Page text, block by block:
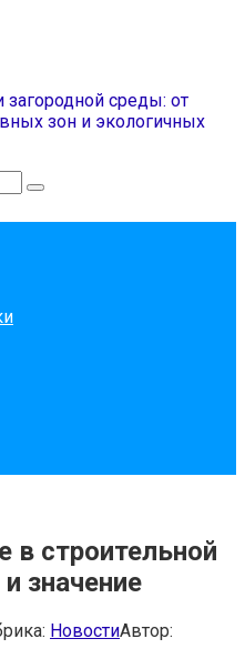
загородной среды: от
зон и экологичных
в строительной
значение
НовостиАвтор: